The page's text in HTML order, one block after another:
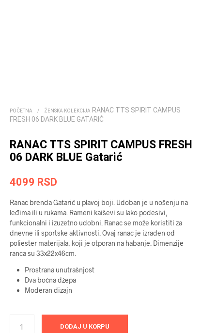
POČETNA / ŽENSKA KOLEKCIJA RANAC TTS SPIRIT CAMPUS
FRESH 06 DARK BLUE GATARIĆ
RANAC TTS SPIRIT CAMPUS FRESH
06 DARK BLUE Gatarić
4099 RSD
Ranac brenda Gatarić u plavoj boji. Udoban je u nošenju na
leđima ili u rukama. Rameni kaiševi su lako podesivi,
funkcionalni i izuzetno udobni. Ranac se može koristiti za
dnevne ili sportske aktivnosti. Ovaj ranac je izrađen od
poliester materijala, koji je otporan na habanje. Dimenzije
ranca su 33x22x46cm.
Prostrana unutrašnjost
Dva bočna džepa
Moderan dizajn
DODAJ U KORPU